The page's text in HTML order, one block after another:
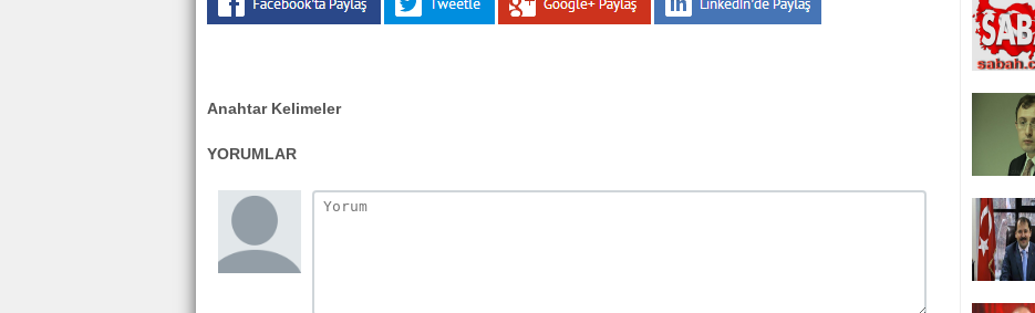
Anahtar Kelimeler
YORUMLAR